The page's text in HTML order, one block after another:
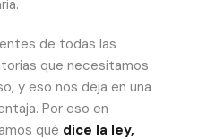
de todas las
que necesitamos
y eso nos deja en una
Por eso en
qué dice la ley,